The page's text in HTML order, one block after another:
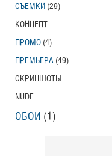
СЪЕМКИ (29)
КОНЦЕПТ
ПРОМО (4)
ПРЕМЬЕРА (49)
СКРИНШОТЫ
NUDE
ОБОИ (1)